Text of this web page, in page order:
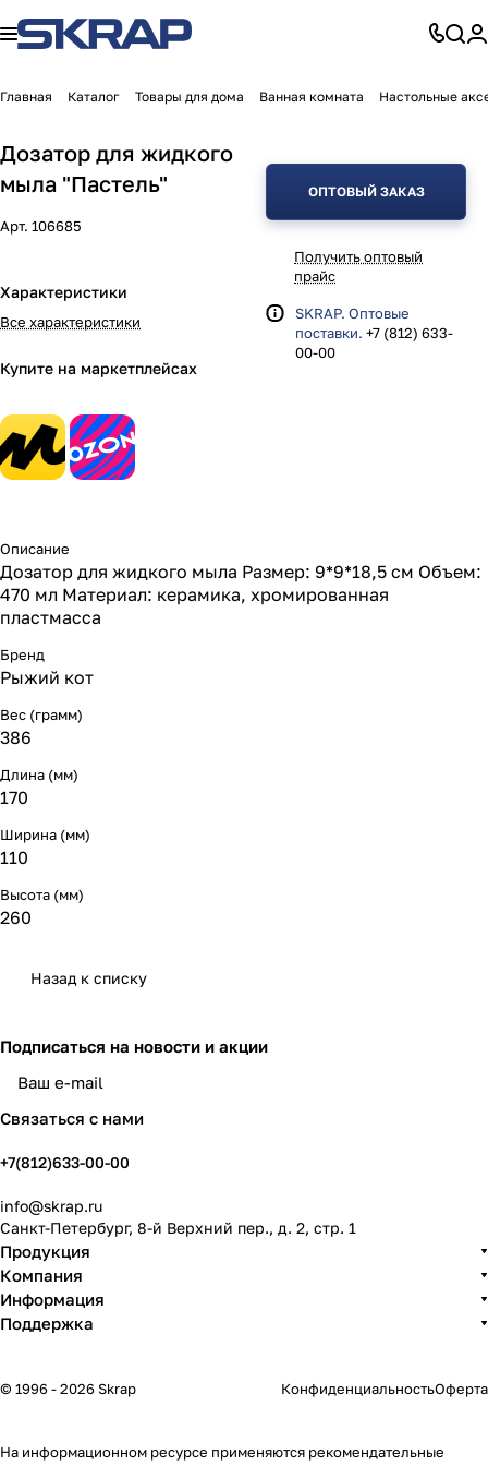
Главная Каталог Товары для дома Ванная комната Настольные
Дозатор для жидкого
мыла "Пастель"
Арт. 106685
Характеристики
Все характеристики
Купите на маркетплейсах
ОПТОВЫЙ ЗАКАЗ
Получить оптовый
прайс
SKRAP. Оптовые
поставки. +7 (812) 633-
00-00
Описание
Дозатор для жидкого мыла Размер: 9*9*18,5 см Объем:
470 мл Материал: керамика, хромированная
пластмасса
Бренд
Рыжий кот
Вес (грамм)
386
Длина (мм)
170
Ширина (мм)
110
Высота (мм)
260
Назад к списку
Подписаться на новости и акции
Связаться с нами
+7(812)633-00-00
info@skrap.ru
Санкт-Петербург, 8-й Верхний пер., д. 2, стр. 1
Продукция
Компания
Информация
Поддержка
© 1996 - 2026 Skrap КонфиденциальностьОферта
На информационном ресурсе применяются рекомендательные